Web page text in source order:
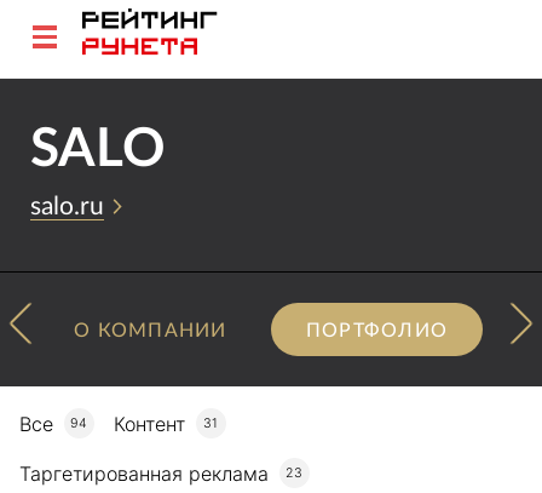
SALO
salo.ru
О КОМПАНИИ ПОРТФОЛИО
Все 94 Контент 31
Таргетированная реклама 23